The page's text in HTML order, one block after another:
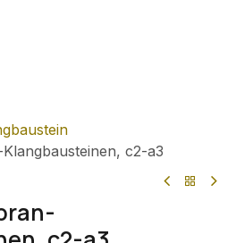
c2-a3